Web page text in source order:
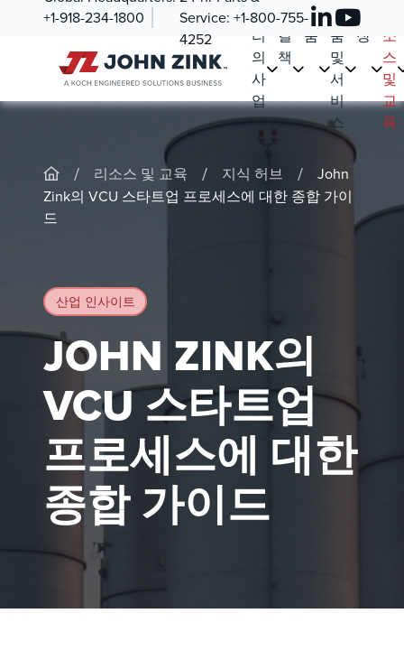
+1-918-234-1800
Service: +1-800-755-
4252
우
리
의
사
업
해
결
책
제
품
부
품
및
서
비
스
시
장
소
스
및
교
육
/ 리소스 및 교육 / 지식 허브 /
John
Zink의 VCU 스타트업 프로세스에 대한 종합 가이
드
산업 인사이트
JOHN ZINK의
VCU 스타트업
프로세스에 대한
종합 가이드